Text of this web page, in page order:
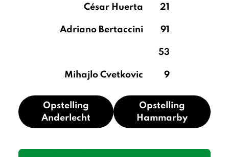
César Huerta 21
Adriano Bertaccini 91
53
Mihajlo Cvetkovic 9
Opstelling
Anderlecht
Opstelling
Hammarby